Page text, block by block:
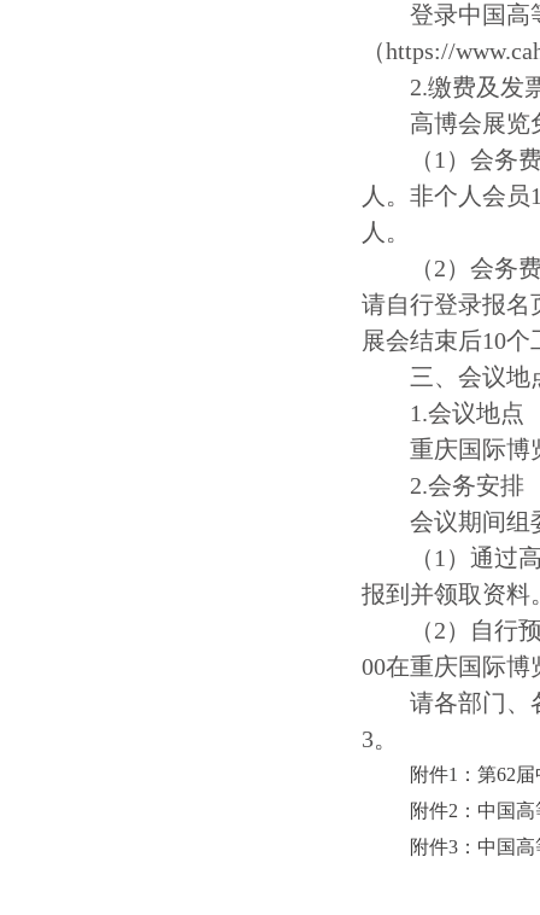
登录中国高
（https://
2.缴费及发
高博会展览
（ 1）会务
人。非个人会员
人。
（2）会务
请自行登录报名
展会结束后10
三、会议地
1.会议地点
重庆国际博
2.会务安排
会议期间组
（ 1）通过
报到并领取资料
（2）自行
00在重庆国际
请各部门、
3。
附件1：第62
附件2：中国
附件3：中国